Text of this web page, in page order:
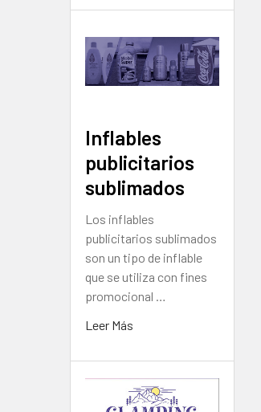
Inflables
publicitarios
sublimados
Los inflables
publicitarios sublimados
son un tipo de inflable
que se utiliza con fines
promocional …
Leer Más